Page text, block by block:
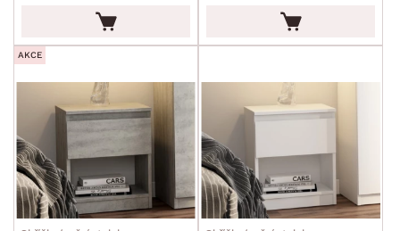
Bytové doplňky
Sedací soupravy a pohovky
Sestavy a stěny
Drobný nábytek
BARVA
DEKOR
ROZMĚRY
AKCE